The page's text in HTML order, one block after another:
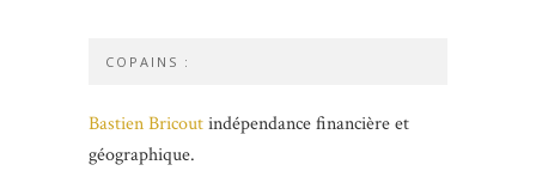
COPAINS :
Bastien Bricoutindépendance financière et
géographique.